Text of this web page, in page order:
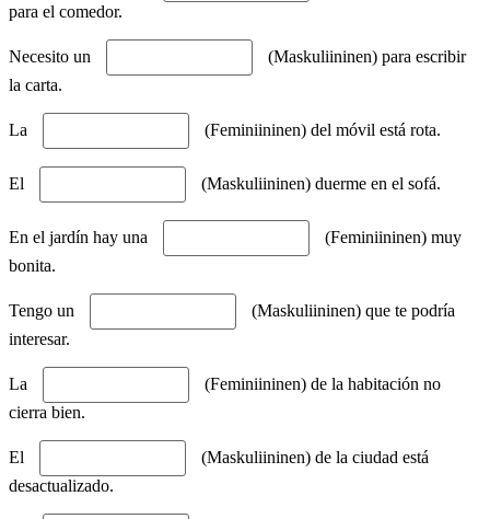
para el comedor.
Necesito un
(Maskuliininen) para escribir
la carta.
La (Feminiininen) del móvil está rota.
El (Maskuliininen) duerme en el sofá.
En el jardín hay una
(Feminiininen) muy
bonita.
Tengo un
(Maskuliininen) que te podría
interesar.
La
(Feminiininen) de la habitación no
cierra bien.
El
(Maskuliininen) de la ciudad está
desactualizado.